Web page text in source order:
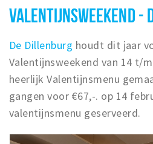
VALENTIJNSWEEKEND -
De Dillenburg houdt dit jaar
Valentijnsweekend van 14 t/
heerlijk Valentijnsmenu
gangen voor €67,-. op 14
valentijnsmenu geserveerd.